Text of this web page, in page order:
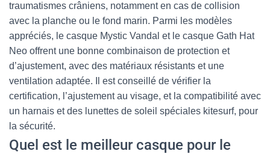
traumatismes crâniens, notamment en cas de collision
avec la planche ou le fond marin. Parmi les modèles
appréciés, le casque Mystic Vandal et le casque Gath Hat
Neo offrent une bonne combinaison de protection et
d’ajustement, avec des matériaux résistants et une
ventilation adaptée. Il est conseillé de vérifier la
certification, l’ajustement au visage, et la compatibilité avec
un harnais et des lunettes de soleil spéciales kitesurf, pour
la sécurité.
Quel est le meilleur casque pour le